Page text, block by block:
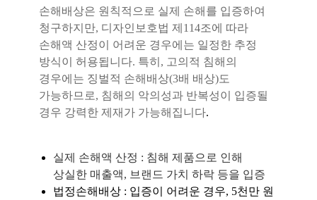
손해배상은 원칙적으로 실제 손해를 입증하여
청구하지만, 디자인보호법 제114조에 따라
손해액 산정이 어려운 경우에는 일정한 추정
방식이 허용됩니다. 특히, 고의적 침해의
경우에는 징벌적 손해배상(3배 배상)도
가능하므로, 침해의 악의성과 반복성이 입증될
경우 강력한 제재가 가능해집니다.
실제 손해액 산정 : 침해 제품으로 인해
상실한 매출액, 브랜드 가치 하락 등을 입증
법정손해배상 : 입증이 어려운 경우, 5천만 원